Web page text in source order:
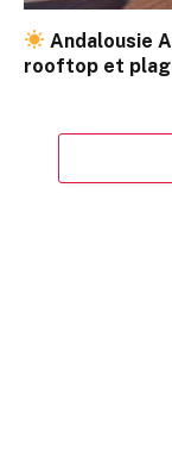
Andalousie
rooftop et